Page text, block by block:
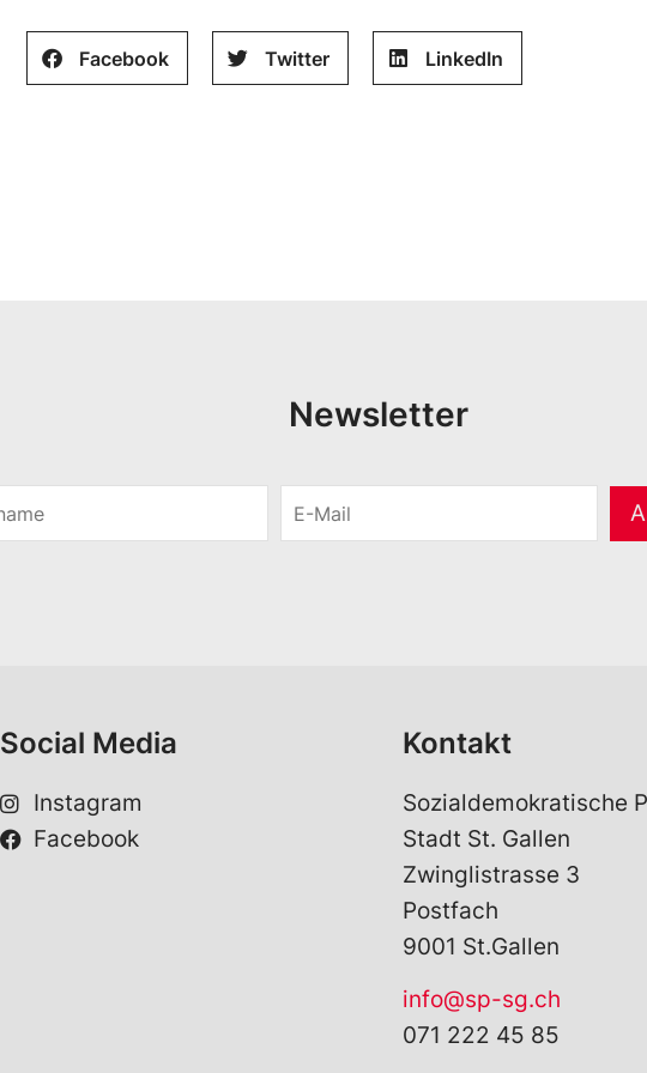
Facebook Twitter LinkedIn
Newsletter
M
Social Media
Instagram
Facebook
Kontakt
Sozialdemokratische
Stadt St. Gallen
Zwinglistrasse 3
Postfach
9001 St.Gallen
info@sp-sg.ch
071 222 45 85